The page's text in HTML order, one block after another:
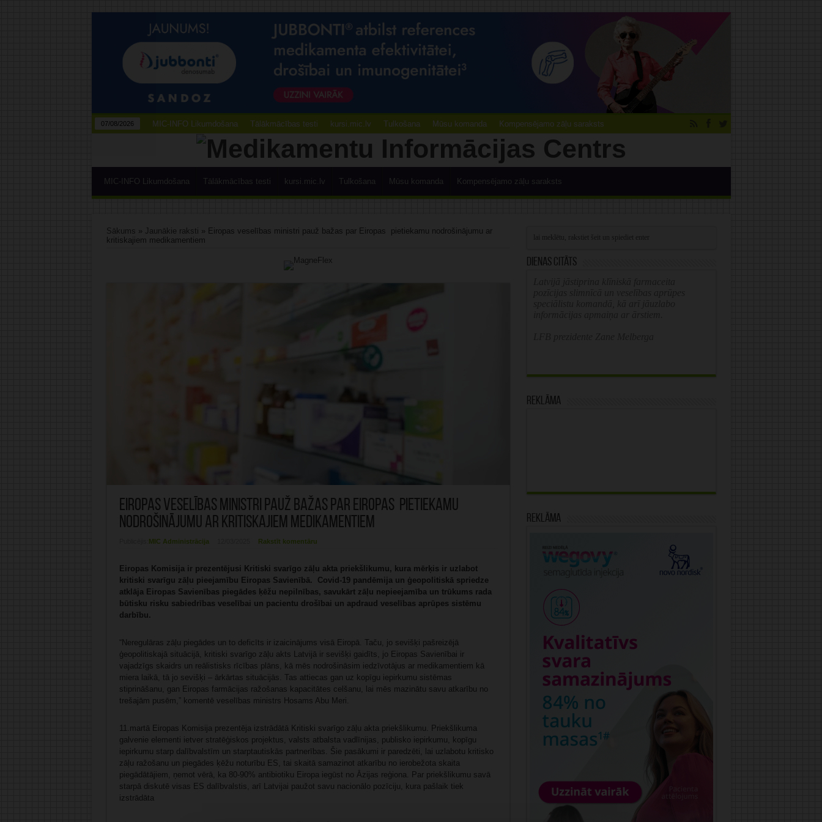
07/08/2026 MIC-INFO Likumdošana Tālākmācības testi kursi.mic.lv Tulkošana Mūsu komanda Kompensējamo zāļu saraksts
MIC-INFO Likumdošana Tālākmācības testi kursi.mic.lv Tulkošana Mūsu komanda Kompensējamo zāļu saraksts
Sākums » Jaunākie raksti » Eiropas veselības ministri pauž bažas par Eiropas pietiekamu nodrošinājumu ar
kritiskajiem medikamentiem
Eiropas veselības ministri pauž bažas par Eiropas pietiekamu
nodrošinājumu ar kritiskajiem medikamentiem
MIC Administrācija Rakstīt komentāru
Eiropas Komisija ir prezentējusi Kritiski svarīgo zāļu akta priekšlikumu, kura mērķis ir uzlabot
kritiski svarīgu zāļu pieejamību Eiropas Savienībā.
Covid-19 pandēmija un ģeopolitiskā spriedze
atklāja Eiropas Savienības piegādes ķēžu nepilnības, savukārt zāļu nepieejamība un trūkums rada
būtisku risku sabiedrības veselībai un pacientu drošībai un apdraud veselības aprūpes sistēmu
darbību.
“Neregulāras zāļu piegādes un to deficīts ir izaicinājums visā Eiropā. Taču, jo sevišķi pašreizējā
ģeopolitiskajā situācijā, kritiski svarīgo zāļu akts Latvijā ir sevišķi gaidīts, jo Eiropas Savienībai ir
vajadzīgs skaidrs un reālistisks rīcības plāns, kā mēs nodrošināsim iedzīvotājus ar medikamentiem kā
miera laikā, tā jo sevišķi – ārkārtas situācijās. Tas attiecas gan uz kopīgu iepirkumu sistēmas
stiprināšanu, gan Eiropas farmācijas ražošanas kapacitātes celšanu, lai mēs mazinātu savu atkarību no
trešajām pusēm,” komentē veselības ministrs Hosams Abu Meri.
11.martā Eiropas Komisija prezentēja izstrādātā Kritiski svarīgo zāļu akta priekšlikumu. Priekšlikuma
galvenie elementi ietver stratēģiskos projektus, valsts atbalsta vadlīnijas, publisko iepirkumu, kopīgu
iepirkumu starp dalībvalstīm un starptautiskās partnerības. Šie pasākumi ir paredzēti, lai uzlabotu kritisko
zāļu ražošanu un piegādes ķēžu noturību ES, tai skaitā samazinot atkarību no ierobežota skaita
piegādātājiem, ņemot vērā, ka 80-90% antibiotiku Eiropa iegūst no Āzijas reģiona. Par priekšlikumu savā
starpā diskutē visas ES dalībvalstis, arī Latvijai paužot savu nacionālo pozīciju, kura pašlaik tiek
izstrādāta
Dienas citāts
Reklāma
Reklāma